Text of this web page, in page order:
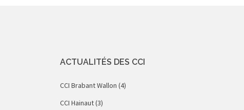
ACTUALITÉS DES CCI
CCI Brabant Wallon (4)
CCI Hainaut(3)